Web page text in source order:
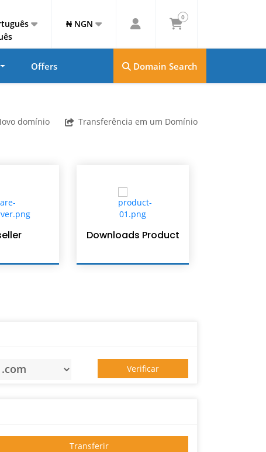
₦ NGN
0
Offers Domain Search
domínio Transferência em um Domínio
Downloads Product
Verificar
Transferir